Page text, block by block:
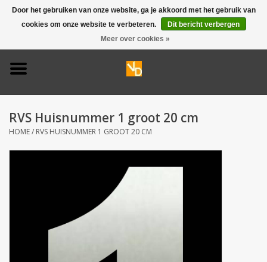
0 Artikelen - €0,00
Deurbel 304
RVS Huisnummer 1 groot 20 cm
HOME/ RVS HUISNUMMER 1 GROOT 20 CM
Door het gebruiken van onze website, ga je akkoord met het gebruik van
cookies om onze website te verbeteren.
Dit bericht verbergen
Meer over cookies »